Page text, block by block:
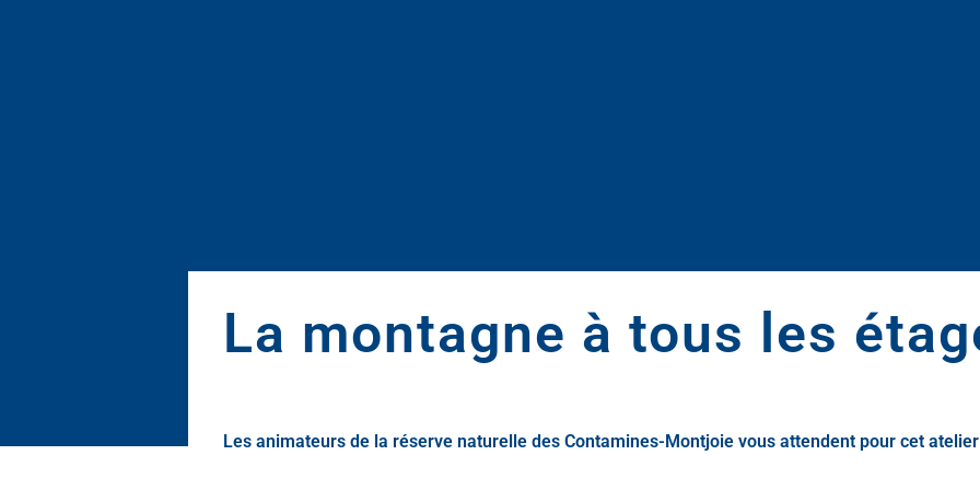
La montagne à tous les
Les animateurs de la réserve naturelle des Contamines-Montjoie vous attendent pour cet